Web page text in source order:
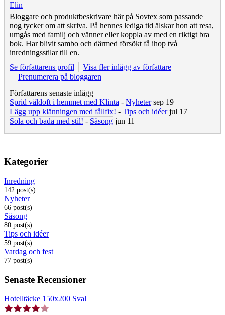
Elin
Bloggare och produktbeskrivare här på Sovtex som passande
nog tycker om att skriva. På hennes lediga tid älskar hon att resa,
umgås med familj och vänner eller koppla av med en riktigt bra
bok. Har blivit sambo och därmed försökt få ihop två
inredningsstilar till en.
Se författarens profil
Visa fler inlägg av författare
Prenumerera på bloggaren
Författarens senaste inlägg
Sprid väldoft i hemmet med Klinta - Nyheter sep 19
Lägg upp klänningen med fållfix! - Tips och idéer jul 17
Sola och bada med stil! - Säsong jun 11
Kategorier
Inredning
142 post(s)
Nyheter
66 post(s)
Säsong
80 post(s)
Tips och idéer
59 post(s)
Vardag och fest
77 post(s)
Senaste Recensioner
Hotelltäcke 150x200 Sval